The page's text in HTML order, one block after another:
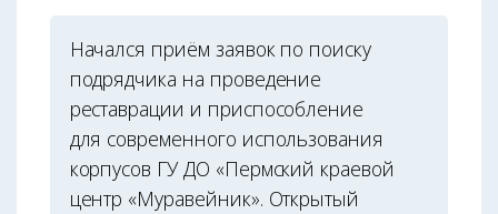
Начался приём заявок по поиску
подрядчика на проведение
реставрации и приспособление
для современного использования
корпусов ГУ ДО «Пермский краевой
центр «Муравейник». Открытый